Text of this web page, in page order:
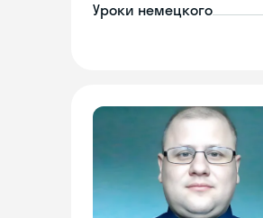
Уроки немецкого